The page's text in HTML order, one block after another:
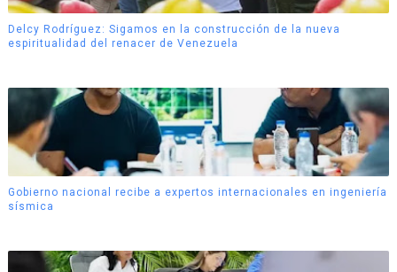
Delcy Rodríguez: Sigamos en la construcción de la nueva
espiritualidad del renacer de Venezuela
Gobierno nacional recibe a expertos internacionales en ingeniería
sísmica